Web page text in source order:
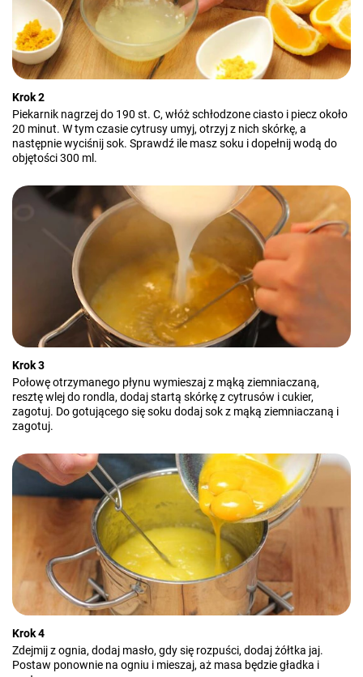
Krok 2
Piekarnik nagrzej do 190 st. C, włóż schłodzone ciasto i piecz około
20 minut. W tym czasie cytrusy umyj, otrzyj z nich skórkę, a
następnie wyciśnij sok. Sprawdź ile masz soku i dopełnij wodą do
objętości 300 ml.
Krok 3
Połowę otrzymanego płynu wymieszaj z mąką ziemniaczaną,
resztę wlej do rondla, dodaj startą skórkę z cytrusów i cukier,
zagotuj. Do gotującego się soku dodaj sok z mąką ziemniaczaną i
zagotuj.
Krok 4
Zdejmij z ognia, dodaj masło, gdy się rozpuści, dodaj żółtka jaj.
Postaw ponownie na ogniu i mieszaj, aż masa będzie gładka i